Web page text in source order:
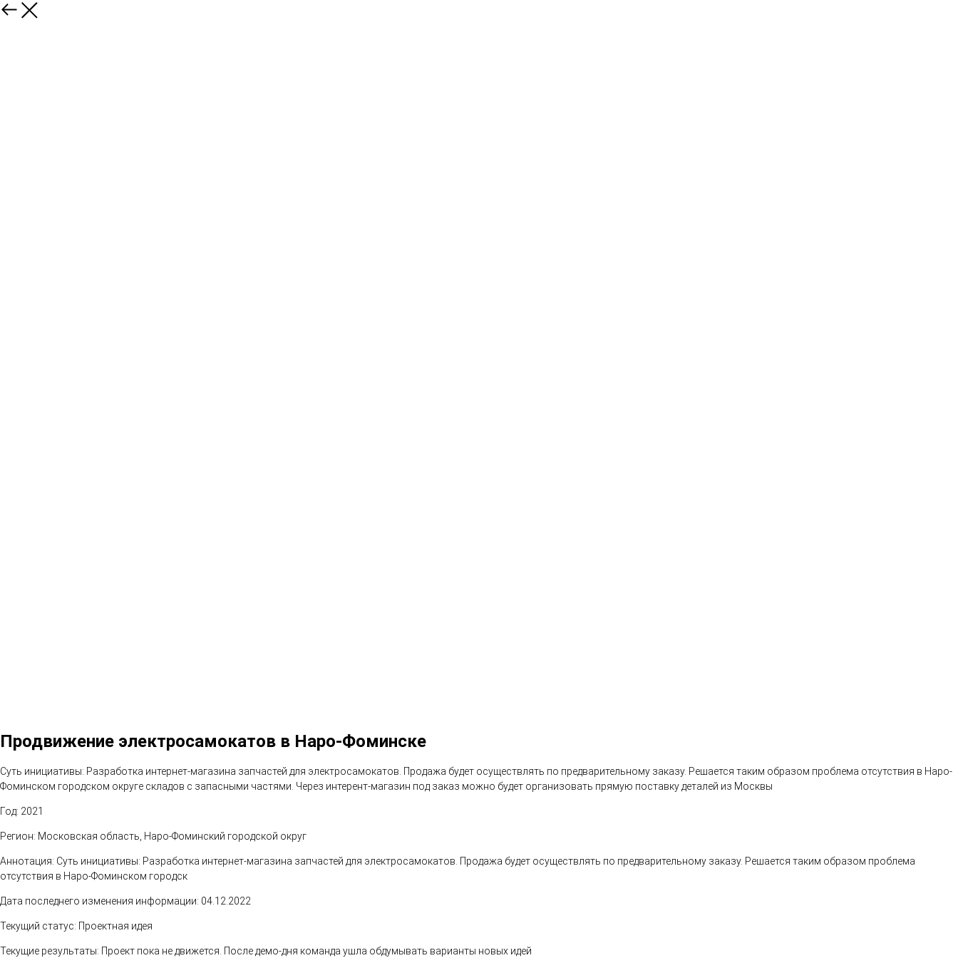
Продвижение электросамокатов в Наро-Фоминске
Суть инициативы: Разработка интернет-магазина запчастей для электросамокатов. Продажа будет осуществлять по предварительному заказу. Решается таким образом проблема отсутствия в Наро-
Фоминском городском округе складов с запасными частями. Через интерент-магазин под заказ можно будет организовать прямую поставку деталей из Москвы
Год: 2021
Регион: Московская область, Наро-Фоминский городской округ
Аннотация: Суть инициативы: Разработка интернет-магазина запчастей для электросамокатов. Продажа будет осуществлять по предварительному заказу. Решается таким образом проблема
отсутствия в Наро-Фоминском городск
Дата последнего изменения информации: 04.12.2022
Текущий статус: Проектная идея
Текущие результаты: Проект пока не движется. После демо-дня команда ушла обдумывать варианты новых идей